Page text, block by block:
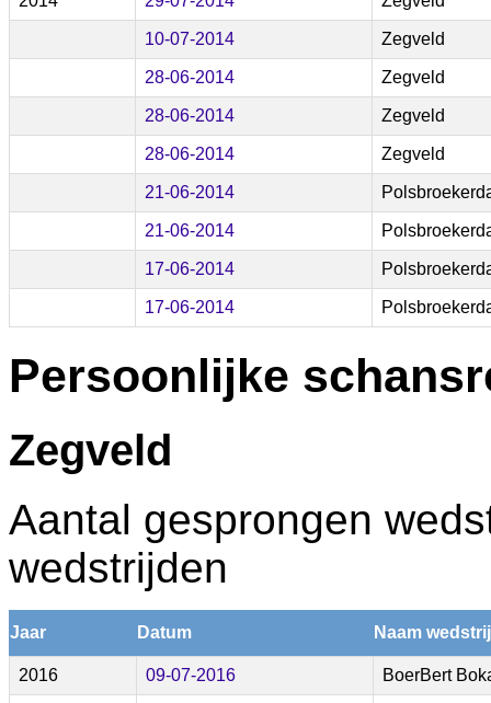
10-07-2014 Zegveld
28-06-2014 Zegveld
28-06-2014 Zegveld
28-06-2014 Zegveld
21-06-2014
21-06-2014
17-06-2014
17-06-2014
Persoonlijke
Zegveld
Aantal gesprongen
wedstrijden
Jaar Datum Naam
2016 09-07-2016 BoerBert